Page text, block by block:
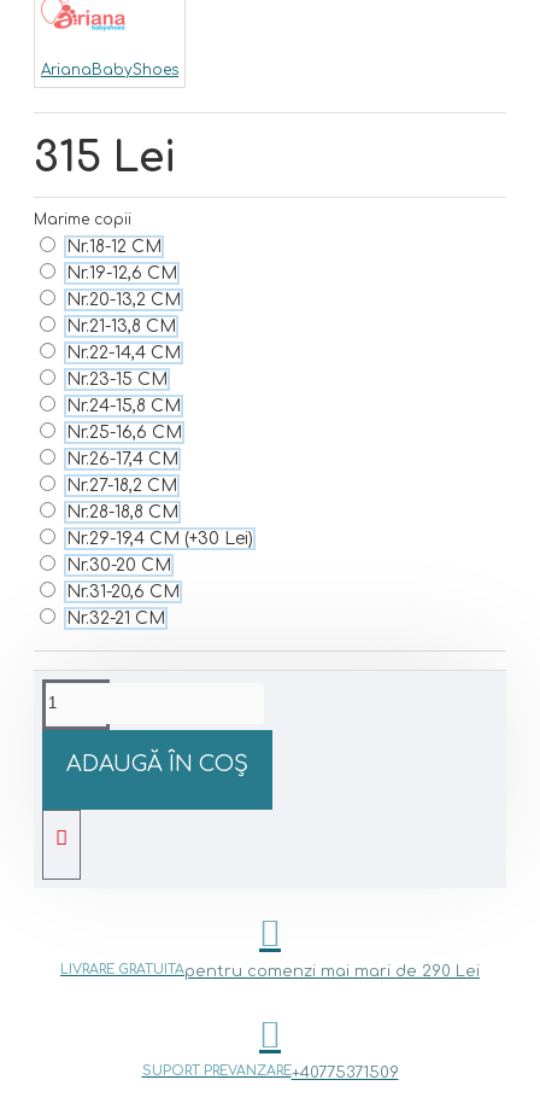
315 Lei
ArianaBabyShoes
Marime copii
Nr.18-12 CM
Nr.19-12,6 CM
Nr.20-13,2 CM
Nr.21-13,8 CM
Nr.22-14,4 CM
Nr.23-15 CM
Nr.24-15,8 CM
Nr.25-16,6 CM
Nr.26-17,4 CM
Nr.27-18,2 CM
Nr.28-18,8 CM
Nr.29-19,4 CM (+30 Lei)
Nr.30-20 CM
Nr.31-20,6 CM
Nr.32-21 CM
ADAUGĂ ÎN COŞ
LIVRARE GRATUITApentru comenzi mai mari de 290 Lei
SUPORT PREVANZARE+40775371509